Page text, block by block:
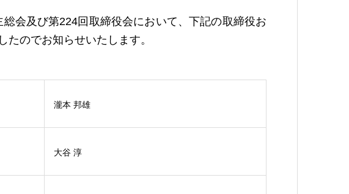
会及び第224回取締役会において、下記の取締役お
たのでお知らせいたします。
瀧本 邦雄
大谷 淳